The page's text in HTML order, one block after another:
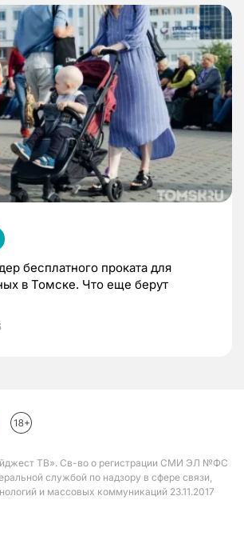
бесплатного проката для
в Томске. Что еще берут
ТВ». Св-во о регистрации СМИ ЭЛ №ФС
службой по надзору в сфере связи,
и массовых коммуникаций 23.11.2017